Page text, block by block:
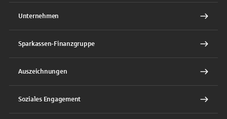
Unternehmen
Sparkassen-Finanzgruppe
Auszeichnungen
Soziales Engagement